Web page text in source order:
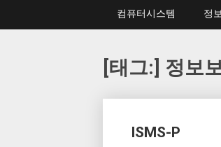
컴퓨터시스템 정
[태그:] 정보
ISMS-P
navigation